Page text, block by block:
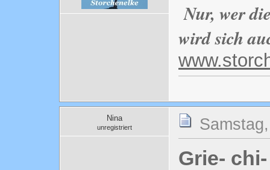
Nur, wer
wird sich
Nina
unregistriert
Grie-